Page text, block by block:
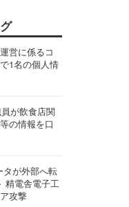
営に係るコ
1名の個人情
が飲食店関
の情報を口
タが外部へ転
精電舎電子工
攻撃